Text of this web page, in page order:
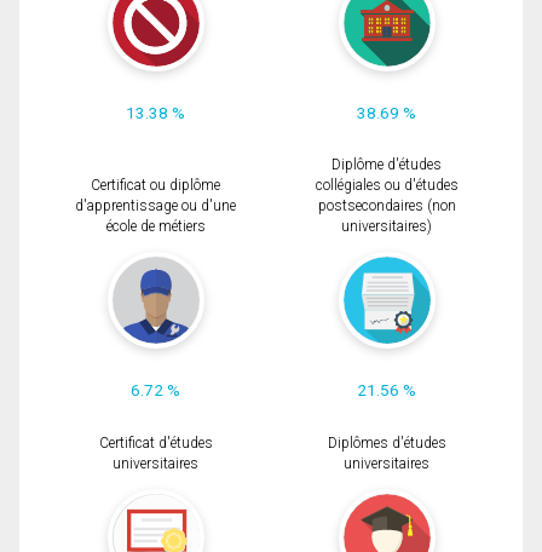
13.38 % 38.69 %
Certificat ou diplôme
d'apprentissage ou d'une
école de métiers
6.72 %
Diplôme d'études
collégiales ou d'études
postsecondaires (non
universitaires)
21.56 %
Certificat d'études
universitaires
Diplômes d'études
universitaires